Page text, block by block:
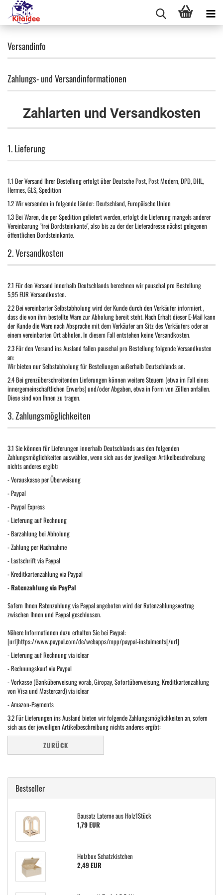
Versandinfo
Zahlungs- und Versandinformationen
Zahlarten und Versandkosten
1. Lieferung
1.1 Der Versand Ihrer Bestellung erfolgt über Deutsche Post, Post Modern, DPD, DHL,
Hermes, GLS, Spedition
1.2Wir versenden in folgende Länder: Deutschland, Europäische Union
1.3Bei Waren, die per Spedition geliefert werden, erfolgt die Lieferung mangels anderer
Vereinbarung "frei Bordsteinkante", also bis zu der der Lieferadresse nächst gelegenen
öffentlichen Bordsteinkante.
2. Versandkosten
2.1 Für den Versand innerhalb Deutschlands berechnen wir pauschal pro Bestellung
5,95 EUR Versandkosten.
2.2Bei vereinbarter Selbstabholung wird der Kunde durch den Verkäufer informiert ,
dass die von ihm bestellte Ware zur Abholung bereit steht. Nach Erhalt dieser E-Mail kann
der Kunde die Ware nach Absprache mit dem Verkäufer am Sitz des Verkäufers oder an
einem vereinbarten Ort abholen. In diesem Fall entstehen keine Versandkosten.
2.3Für den Versand ins Ausland fallen pauschal pro Bestellung folgende Versandkosten
an:
Wir bieten nur Selbstabholung für Bestellungen außerhalb Deutschlands an.
2.4Bei grenzüberschreitenden Lieferungen können weitere Steuern (etwa im Fall eines
innergemeinschaftlichen Erwerbs) und/oder Abgaben, etwa in Form von Zöllen anfallen.
Diese sind von Ihnen zu tragen.
3. Zahlungsmöglichkeiten
3.1 Sie können für Lieferungen innerhalb Deutschlands aus den folgenden
Zahlungsmöglichkeiten auswählen, wenn sich aus der jeweiligen Artikelbeschreibung
nichts anderes ergibt:
-Vorauskasse per Überweisung
-Paypal
-Paypal Express
-Lieferung auf Rechnung
-Barzahlung bei Abholung
-Zahlung per Nachnahme
-Lastschrift via Paypal
-Kreditkartenzahlung via Paypal
-Ratenzahlung via PayPal
Sofern Ihnen Ratenzahlung via Paypal angeboten wird der Ratenzahlungsvertrag
zwischen Ihnen und Paypal geschlossen.
Nähere Informationen dazu erhalten Sie bei Paypal:
[url]https://www.paypal.com/de/webapps/mpp/paypal-instalments[/url]
-Lieferung auf Rechnung via iclear
-Rechnungskauf via Paypal
-Vorkasse (Banküberweisung vorab, Giropay, Sofortüberweisung, Kreditkartenzahlung
von Visa und Mastercard) via iclear
-Amazon-Payments
3.2Für Lieferungen ins Ausland bieten wir folgende Zahlungsmöglichkeiten an, sofern
sich aus der jeweiligen Artikelbeschreibung nichts anderes ergibt:
ZURÜCK
Bestseller
Bausatz Laterne aus Holz1Stück
1,79 EUR
Holzbox Schatzkistchen
2,49 EUR